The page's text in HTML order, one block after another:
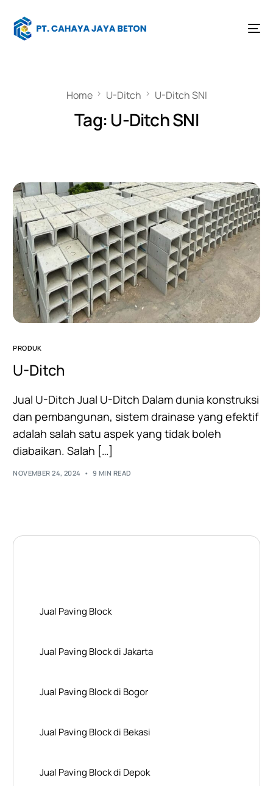
Home U-Ditch U-Ditch SNI
Tag: U-Ditch SNI
PRODUK
U-Ditch
Jual U-Ditch Jual U-Ditch Dalam dunia konstruksi
dan pembangunan, sistem drainase yang efektif
adalah salah satu aspek yang tidak boleh
diabaikan. Salah […]
NOVEMBER 24, 2024 9 MIN READ
Jual Paving Block
Jual Paving Block di Jakarta
Jual Paving Block di Bogor
Jual Paving Block di Bekasi
Jual Paving Block di Depok